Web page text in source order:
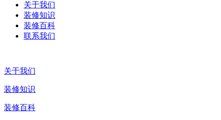
关于我们
装修知识
装修百科
联系我们
关于我们
装修知识
装修百科